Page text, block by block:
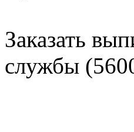
Заказать
службы